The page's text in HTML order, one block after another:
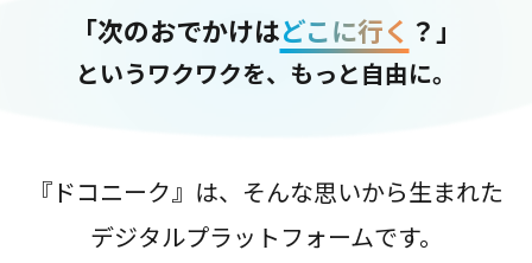
「次のおでかけはどこに行く ？」
というワクワクを、もっと自由に。
『ドコニーク』は、そんな思いから生まれた
デジタルプラットフォームです。